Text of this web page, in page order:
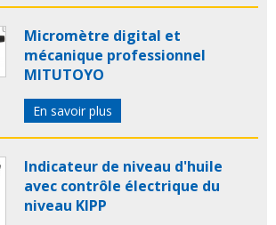
Micromètre digital et
mécanique professionnel
MITUTOYO
En savoir plus
Indicateur de niveau d'huile
avec contrôle électrique du
niveau KIPP